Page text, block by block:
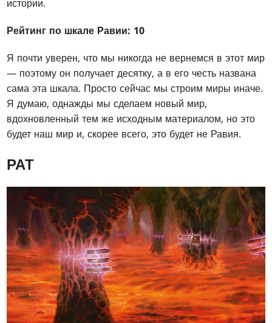
истории.
Рейтинг по шкале Равии: 10
Я почти уверен, что мы никогда не вернемся в этот мир
— поэтому он получает десятку, а в его честь названа
сама эта шкала. Просто сейчас мы строим миры иначе.
Я думаю, однажды мы сделаем новый мир,
вдохновленный тем же исходным материалом, но это
будет наш мир и, скорее всего, это будет не Равия.
РАТ